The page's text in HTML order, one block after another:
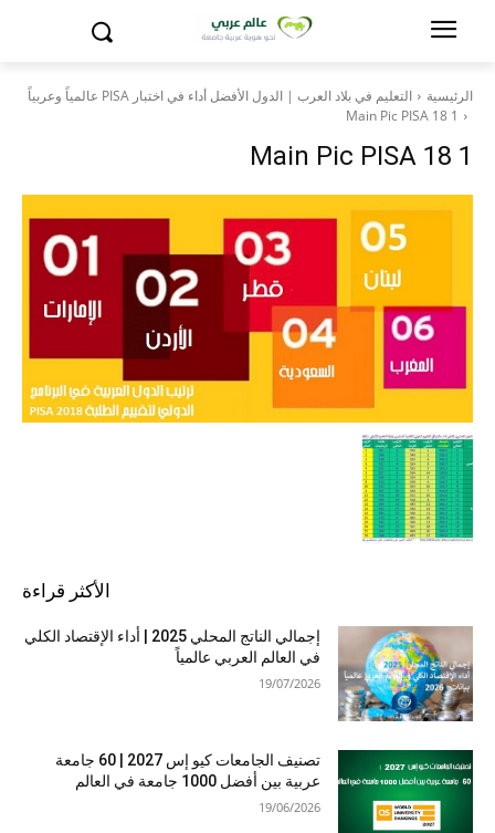
الرئيسية
التعليم في بلاد العرب | الدول الأفضل أداء في اختبار PISA عالمياً وعربياً
Main Pic PISA 18 1
Main Pic PISA 18 1
الأكثر قراءة
إجمالي الناتج المحلي 2025 | أداء الإقتصاد الكلي
في العالم العربي عالمياً
19/07/2026
تصنيف الجامعات كيو إس 2027 | 60 جامعة
عربية بين أفضل 1000 جامعة في العالم
19/06/2026